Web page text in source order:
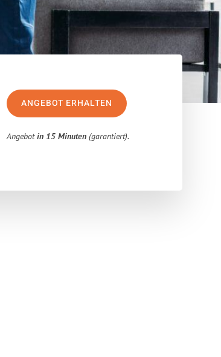
ANGEBOT ERHALTEN
Angebotin 15 Minuten (garantiert).